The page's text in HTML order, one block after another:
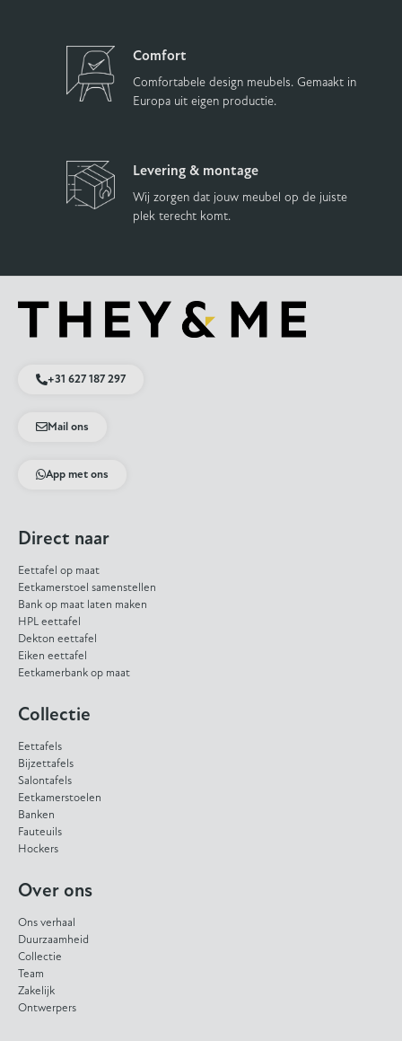
Comfort
Comfortabele design meubels. Gemaakt in
Europa uit eigen productie.
Levering & montage
Wij zorgen dat jouw meubel op de juiste
plek terecht komt.
+31 627 187 297
Mail ons
App met ons
Direct naar
Eettafel op maat
Eetkamerstoel samenstellen
Bank op maat laten maken
HPL eettafel
Dekton eettafel
Eiken eettafel
Eetkamerbank op maat
Collectie
Eettafels
Bijzettafels
Salontafels
Eetkamerstoelen
Banken
Fauteuils
Hockers
Over ons
Ons verhaal
Duurzaamheid
Collectie
Team
Zakelijk
Ontwerpers